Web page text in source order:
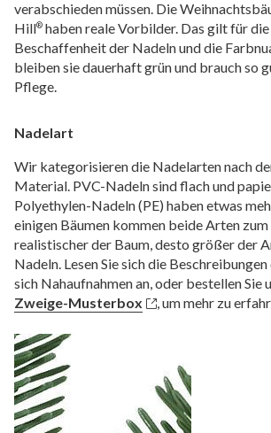
verabschieden müssen. Die
Hill® haben reale Vorbilder. Das gilt für
Beschaffenheit der Nadeln und die
bleiben sie dauerhaft grün und brauch so
Pflege.
Nadelart
Wir kategorisieren die Nadelarten nach
Material. PVC-Nadeln sind flach und
Polyethylen-Nadeln (PE) haben etwas
einigen Bäumen kommen beide Arten zum
realistischer der Baum, desto größer der
Nadeln. Lesen Sie sich die Beschreibungen
sich Nahaufnahmen an, oder bestellen Sie
Zweige-Musterbox
, um mehr zu